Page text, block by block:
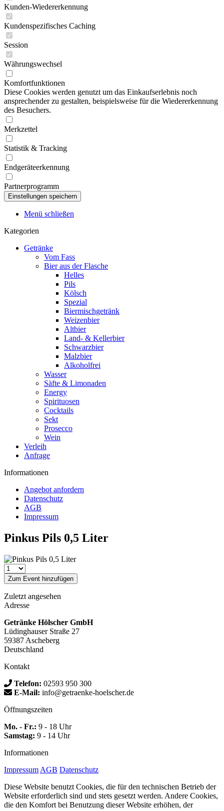
Kunden-Wiedererkennung
Kundenspezifisches Caching
Session
Währungswechsel
Komfortfunktionen
Diese Cookies werden genutzt um das Einkaufserlebnis noch
ansprechender zu gestalten, beispielsweise für die Wiedererkennung
des Besuchers.
Merkzettel
Statistik & Tracking
Endgeräteerkennung
Partnerprogramm
Menü schließen
Kategorien
Getränke
Vom Fass
Bier aus der Flasche
Helles
Pils
Kölsch
Spezial
Biermischgetränk
Weizenbier
Altbier
Land- & Kellerbier
Schwarzbier
Malzbier
Alkoholfrei
Wasser
Säfte & Limonaden
Energy
Spirituosen
Cocktails
Sekt
Prosecco
Wein
Verleih
Anfrage
Informationen
Angebot anfordern
Datenschutz
AGB
Impressum
Pinkus Pils 0,5 Liter
Zum Event hinzufügen
Zuletzt angesehen
Adresse
Getränke Hölscher GmbH
Lüdinghauser Straße 27
59387 Ascheberg
Deutschland
Kontakt
Telefon: 02593 950 300
E-Mail: info@getraenke-hoelscher.de
Öffnungszeiten
Mo. - Fr.: 9 - 18 Uhr
Samstag: 9 - 14 Uhr
Informationen
Impressum AGB Datenschutz
Diese Website benutzt Cookies, die für den technischen Betrieb der
Website erforderlich sind und stets gesetzt werden. Andere Cookies,
die den Komfort bei Benutzung dieser Website erhöhen, der